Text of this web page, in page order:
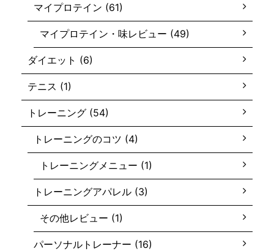
マイプロテイン (61)
マイプロテイン・味レビュー (49)
ダイエット (6)
テニス (1)
トレーニング (54)
トレーニングのコツ (4)
トレーニングメニュー (1)
トレーニングアパレル (3)
その他レビュー (1)
パーソナルトレーナー (16)